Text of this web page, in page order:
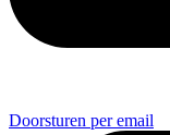
Doorsturen per email